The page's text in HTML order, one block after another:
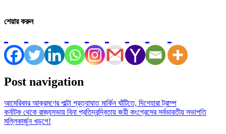
শেয়ার করুন
Post navigation
আমেরিকার আক্রমণের পাল্টা প্রত্যাঘাত মার্কিন ঘাঁটিতে, দিশেহারা ট্রাম্প
কর্নাটক থেকে রাজ্যসভায় বিনা প্রতিদ্বন্দ্বিতায় জয়ী কংগ্রেসের সর্বভারতীয় সভাপতি
মল্লিকার্জুন খড়্গে!